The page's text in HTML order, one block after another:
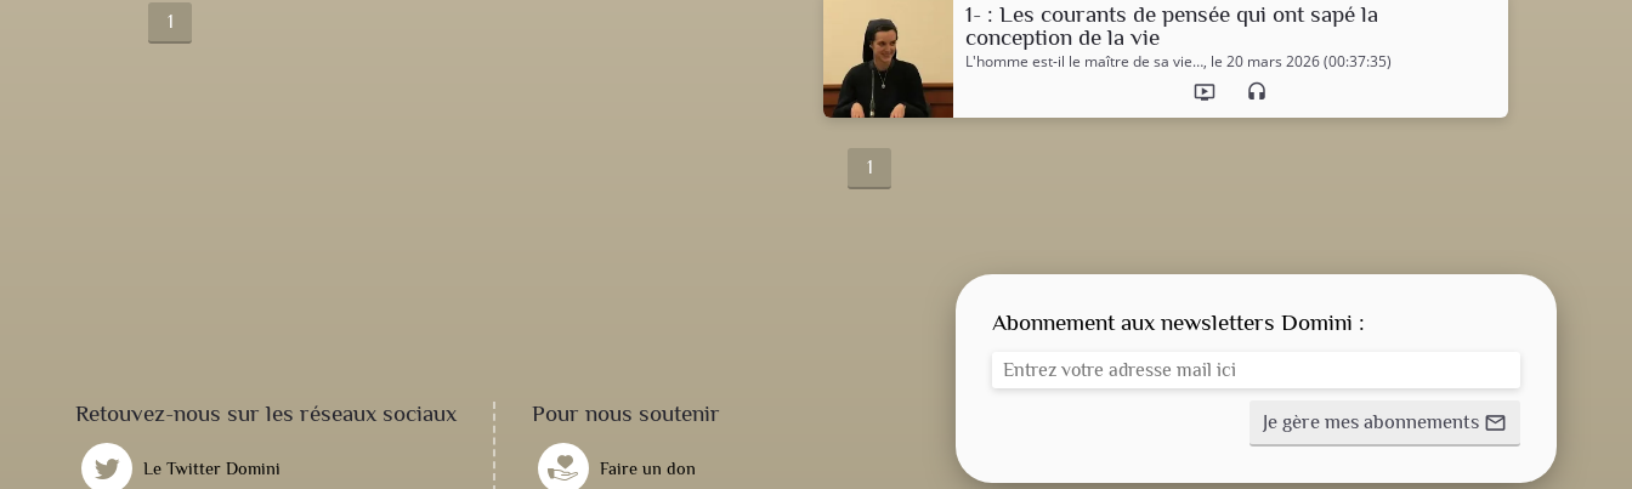
1
1- : Les courants de pensée qui ont sapé la
conception de la vie
L'homme est-il le maître de sa vie…, le 20 mars 2026 (00:37:35)
ondemand_video headset
1
Retouvez-nous sur les réseaux sociaux
Le Twitter Domini
Pour nous soutenir
Faire un don
Abonnement aux newsletters Domini :
Je gère mes abonnements mail_outline